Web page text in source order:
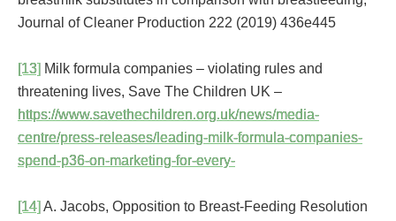
Journal of Cleaner Production 222 (2019) 436e445
[13] Milk formula companies – violating rules and
threatening lives, Save The Children UK –
https://www.savethechildren.org.uk/news/media-
centre/press-releases/leading-milk-formula-companies-
spend-p36-on-marketing-for-every-
[14] A. Jacobs, Opposition to Breast-Feeding Resolution